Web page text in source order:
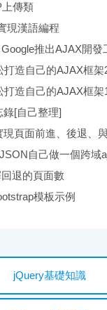
傳類
現漢語編程
推出AJAX開發
打造自己的AJAX框架
造自己的AJAX框架
[自己整理]
自己做一個跨域
退的頁面數
模板示例
jQuery基礎知識